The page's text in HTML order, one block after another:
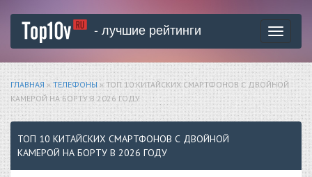
Toggle
- лучшие рейтинги
ГЛАВНАЯ »ТЕЛЕФОНЫ» ТОП 10 КИТАЙСКИХ СМАРТФОНОВ С ДВОЙНОЙ
КАМЕРОЙ НА БОРТУ В 2026 ГОДУ
ТОП 10 КИТАЙСКИХ СМАРТФОНОВ С ДВОЙНОЙ
КАМЕРОЙ НА БОРТУ В 2026 ГОДУ